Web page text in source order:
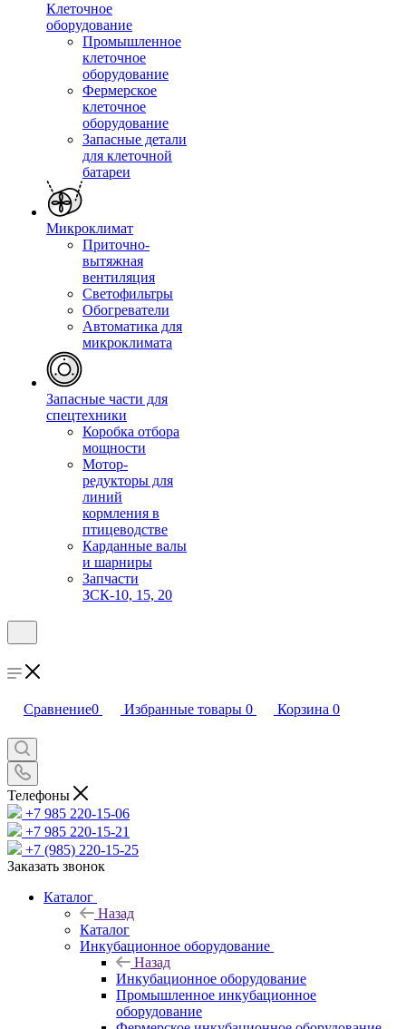
Клеточное
оборудование
Промышленное
клеточное
оборудование
Фермерское
клеточное
оборудование
Запасные детали
для клеточной
батареи
Микроклимат
Приточно-
вытяжная
вентиляция
Светофильтры
Обогреватели
Автоматика для
микроклимата
Запасные части для
спецтехники
Коробка отбора
мощности
Мотор-
редукторы для
линий
кормления в
птицеводстве
Карданные валы
и шарниры
Запчасти
ЗСК-10, 15, 20
Сравнение0 Избранные товары 0 Корзина 0
Телефоны
+7 985 220-15-06
+7 985 220-15-21
+7 (985) 220-15-25
Заказать звонок
Каталог
Назад
Каталог
Инкубационное оборудование
Назад
Инкубационное оборудование
Промышленное инкубационное
оборудование